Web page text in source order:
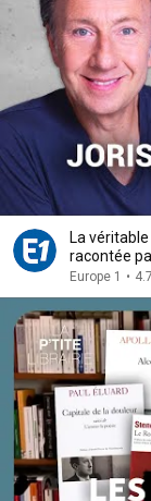
La
racontée
Europe 1 •